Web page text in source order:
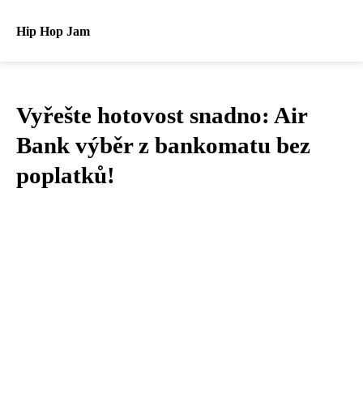
Hip Hop Jam
Vyřešte hotovost snadno: Air
Bank výběr z bankomatu bez
poplatků!